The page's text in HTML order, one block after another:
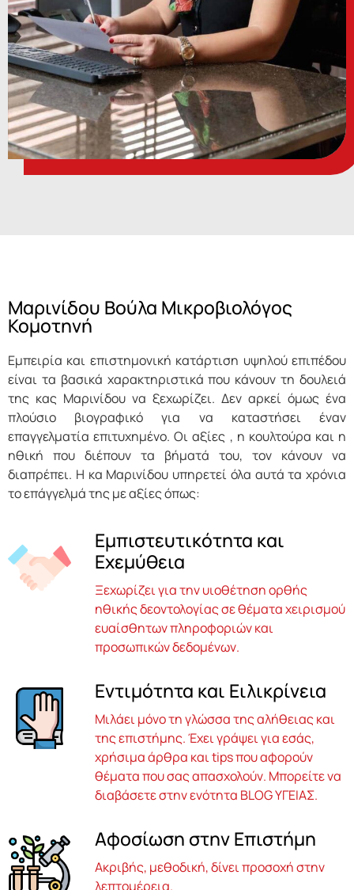
Μαρινίδου Βούλα Μικροβιολόγος
Κομοτηνή
Εμπειρία και επιστημονική κατάρτιση υψηλού επιπέδου
είναι τα βασικά χαρακτηριστικά που κάνουν τη δουλειά
της κας Μαρινίδου να ξεχωρίζει. Δεν αρκεί όμως ένα
πλούσιο βιογραφικό για να καταστήσει έναν
επαγγελματία επιτυχημένο. Οι αξίες , η κουλτούρα και η
ηθική που διέπουν τα βήματά του, τον κάνουν να
διαπρέπει. Η κα Μαρινίδου υπηρετεί όλα αυτά τα χρόνια
το επάγγελμά της με αξίες όπως:
Εμπιστευτικότητα και
Εχεμύθεια
Ξεχωρίζει για την υιοθέτηση ορθής
ηθικής δεοντολογίας σε θέματα χειρισμού
ευαίσθητων πληροφοριών και
προσωπικών δεδομένων.
Εντιμότητα και Ειλικρίνεια
Μιλάει μόνο τη γλώσσα της αλήθειας και
της επιστήμης. Έχει γράψει για εσάς,
χρήσιμα άρθρα και tips που αφορούν
θέματα που σας απασχολούν. Μπορείτε να
διαβάσετε στην ενότητα BLOG ΥΓΕΙΑΣ.
Αφοσίωση στην Επιστήμη
Ακριβής, μεθοδική, δίνει προσοχή στην
λεπτομέρεια.